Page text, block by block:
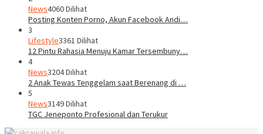
News4060 Dilihat
Posting Konten Porno, Akun Facebook Andi…
3
Lifestyle3361 Dilihat
12 Pintu Rahasia Menuju Kamar Tersembuny…
4
News3204 Dilihat
2 Anak Tewas Tenggelam saat Berenang di …
5
News3149 Dilihat
TGC Jeneponto Profesional dan Terukur